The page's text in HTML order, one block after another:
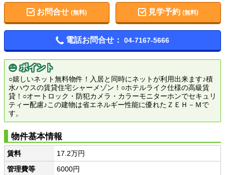
お問合せ (無料) 見学予約(無料)
電話お問合せ： 04-7167-5666
ポイント
○嬉しいネット無料物件！入居と同時にネットが利用出来ます♪積
水ハウスの賃貸住宅シャーメゾン！○ホテルライク仕様の高級賃
貸！○オートロック・防犯カメラ・カラーモニターホンでセキュリ
ティー配慮♪この建物は省エネルギー性能に優れたＺＥＨ－Ｍで
す。
物件基本情報
賃料
17.2万円
管理費等
6000円